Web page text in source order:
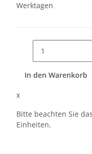
Werktagen
In den Warenkorb
x
Bitte beachten Sie
Einheiten.